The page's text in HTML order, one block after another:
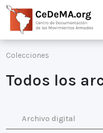
Colecciones
Todos los
Archivo digital